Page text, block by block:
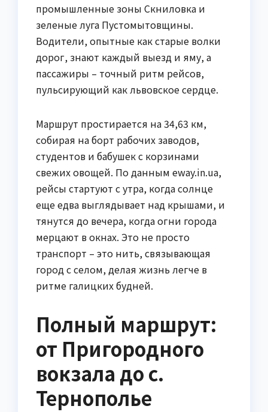
промышленные зоны Скниловка и
зеленые луга Пустомытовщины.
Водители, опытные как старые волки
дорог, знают каждый выезд и яму, а
пассажиры – точный ритм рейсов,
пульсирующий как львовское сердце.
Маршрут простирается на 34,63 км,
собирая на борт рабочих заводов,
студентов и бабушек с корзинами
свежих овощей. По данным eway.in.ua,
рейсы стартуют с утра, когда солнце
еще едва выглядывает над крышами, и
тянутся до вечера, когда огни города
мерцают в окнах. Это не просто
транспорт – это нить, связывающая
город с селом, делая жизнь легче в
ритме галицких будней.
Полный маршрут:
от Пригородного
вокзала до с.
Тернополье